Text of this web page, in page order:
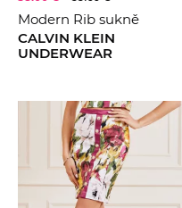
2024
2025
Modern Rib sukně
CALVIN KLEIN
UNDERWEAR